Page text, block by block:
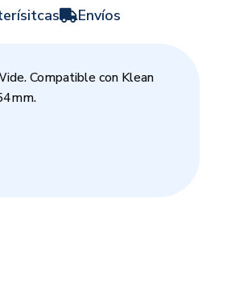
Envíos
Compatible con Klean